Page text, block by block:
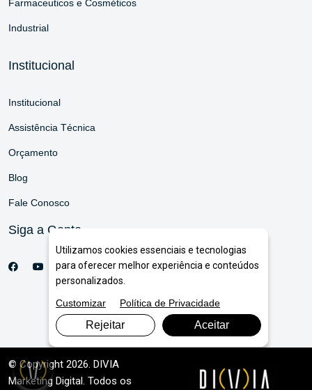
Farmaceuticos e Cosméticos
Industrial
Institucional
Institucional
Assistência Técnica
Orçamento
Blog
Fale Conosco
Siga a Gente
© Copyright 2026. DIVIA
Marketing Digital . Todos os
Utilizamos cookies essenciais e tecnologias
para oferecer melhor experiência e conteúdos
personalizados.
Customizar
Política de Privacidade
Rejeitar Aceitar